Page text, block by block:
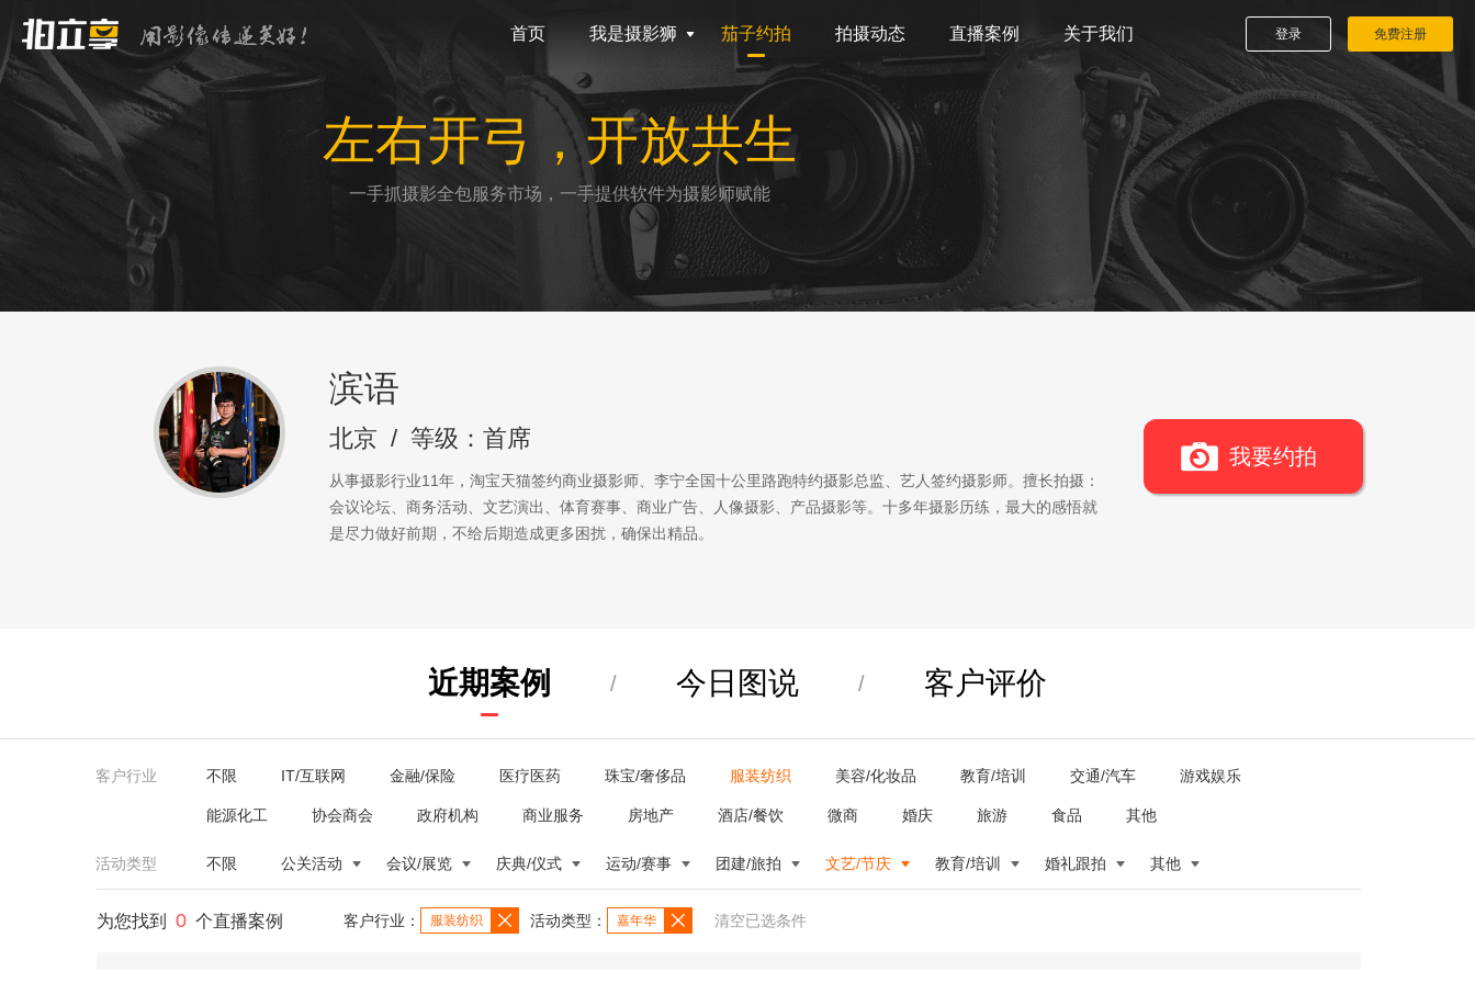
首页 我是摄影狮 茄子约拍 拍摄动态 直播案例 关于我们 登录 免费注册
左右开弓，开放共生
一手抓摄影全包服务市场，一手提供软件为摄影师赋能
滨语
北京 / 等级：首席
从事摄影行业11年，淘宝天猫签约商业摄影师、李宁全国十公里路跑特约摄影总监、艺人签约摄影师。擅长拍摄：
会议论坛、商务活动、文艺演出、体育赛事、商业广告、人像摄影、产品摄影等。十多年摄影历练，最大的感悟就
是尽力做好前期，不给后期造成更多困扰，确保出精品。
我要约拍
近期案例 / 今日图说 / 客户评价
客户行业 不限 IT/互联网 金融/保险 医疗医药 珠宝/奢侈品 服装纺织 美容/化妆品 教育/培训 交通/汽车 游戏娱乐
能源化工 协会商会 政府机构 商业服务 房地产 酒店/餐饮 微商 婚庆 旅游 食品 其他
活动类型 不限 公关活动 会议/展览 庆典/仪式 运动/赛事 团建/旅拍 文艺/节庆 教育/培训 婚礼跟拍 其他
为您找到 0 个直播案例 客户行业： 服装纺织 活动类型： 嘉年华 清空已选条件